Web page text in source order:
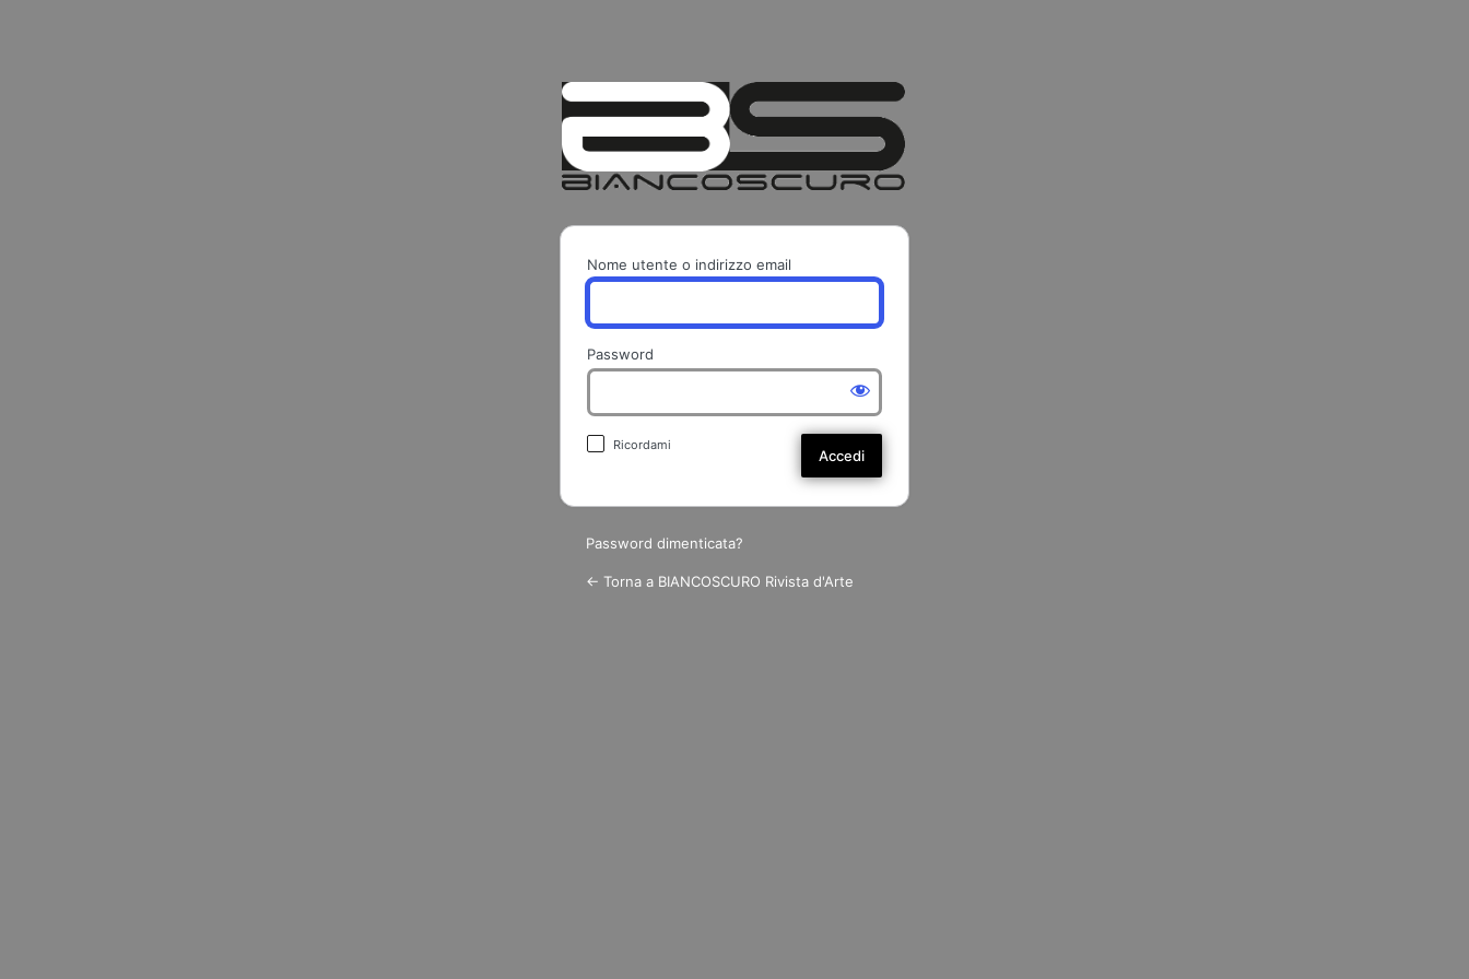
Nome utente o indirizzo email
Password
Ricordami
Password dimenticata?
← Torna a BIANCOSCURO Rivista d'Arte